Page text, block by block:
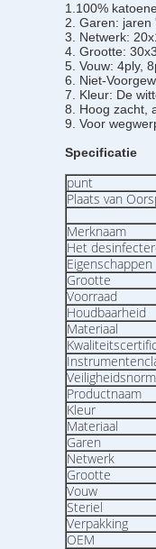
1.100%
2. Garen:
3. Netwerk:
4. Grootte:
5. Vouw: 4ply,
6. Niet-
7. Kleur: De
8. Hoog zacht,
9. Voor
Specificatie
punt
Plaats van
Merknaam
Het
Eigenschappen
Grootte
Voorraad
Houdbaarheid
Materiaal
Veiligheidsnorm
Productnaam
Kleur
Materiaal
Garen
Netwerk
Grootte
Vouw
Steriel
Verpakking
OEM